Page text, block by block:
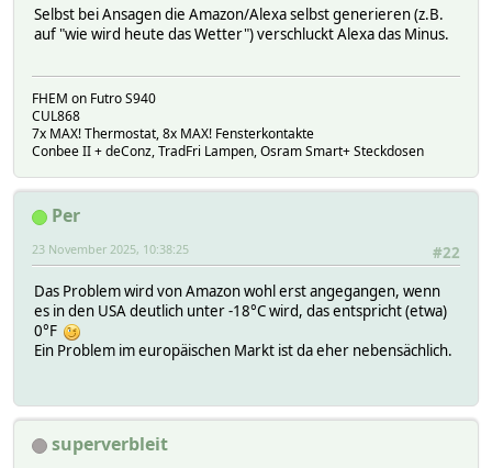
Selbst bei Ansagen die Amazon/Alexa selbst generieren (z.B.
auf "wie wird heute das Wetter") verschluckt Alexa das Minus.
FHEM on Futro S940
CUL868
7x MAX! Thermostat, 8x MAX! Fensterkontakte
Conbee II + deConz, TradFri Lampen, Osram Smart+ Steckdosen
Per
#22
23 November 2025, 10:38:25
Das Problem wird von Amazon wohl erst angegangen, wenn
es in den USA deutlich unter -18°C wird, das entspricht (etwa)
0°F
Ein Problem im europäischen Markt ist da eher nebensächlich.
superverbleit